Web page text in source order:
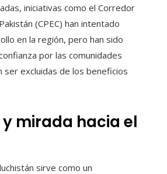
iniciativas como el Corredor
(CPEC) han intentado
en la región, pero han sido
por las comunidades
ser excluidas de los beneficios
y mirada hacia el
sirve como un